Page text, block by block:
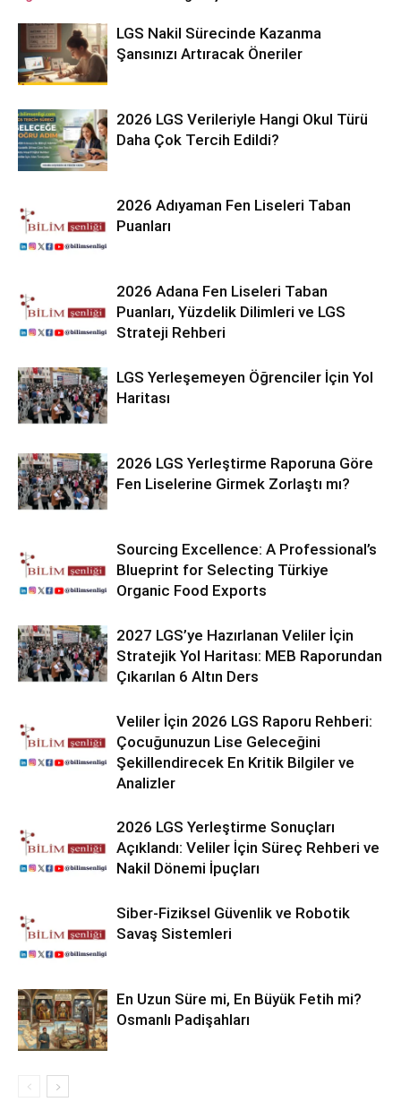
LGS Nakil Sürecinde Kazanma
Şansınızı Artıracak Öneriler
2026 LGS Verileriyle Hangi Okul Türü
Daha Çok Tercih Edildi?
2026 Adıyaman Fen Liseleri Taban
Puanları
2026 Adana Fen Liseleri Taban
Puanları, Yüzdelik Dilimleri ve LGS
Strateji Rehberi
LGS Yerleşemeyen Öğrenciler İçin Yol
Haritası
2026 LGS Yerleştirme Raporuna Göre
Fen Liselerine Girmek Zorlaştı mı?
Sourcing Excellence: A Professional’s
Blueprint for Selecting Türkiye
Organic Food Exports
2027 LGS’ye Hazırlanan Veliler İçin
Stratejik Yol Haritası: MEB Raporundan
Çıkarılan 6 Altın Ders
Veliler İçin 2026 LGS Raporu Rehberi:
Çocuğunuzun Lise Geleceğini
Şekillendirecek En Kritik Bilgiler ve
Analizler
2026 LGS Yerleştirme Sonuçları
Açıklandı: Veliler İçin Süreç Rehberi ve
Nakil Dönemi İpuçları
Siber-Fiziksel Güvenlik ve Robotik
Savaş Sistemleri
En Uzun Süre mi, En Büyük Fetih mi?
Osmanlı Padişahları